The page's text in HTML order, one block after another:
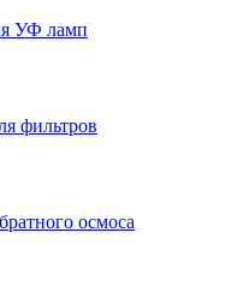
УФ ламп
фильтров
осмоса